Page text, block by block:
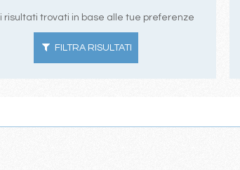
risultati trovati in base alle tue preferenze
FILTRA RISULTATI